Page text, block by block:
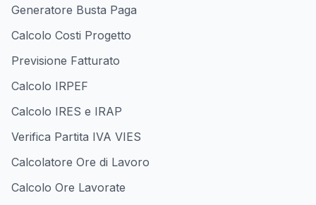
Generatore Busta Paga
Calcolo Costi Progetto
Previsione Fatturato
Calcolo IRPEF
Calcolo IRES e IRAP
Verifica Partita IVA VIES
Calcolatore Ore di Lavoro
Calcolo Ore Lavorate